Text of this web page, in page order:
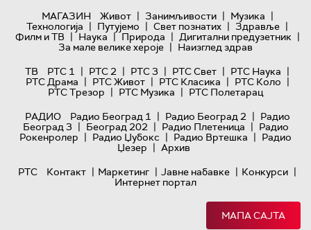
МАГАЗИН
Живот | Занимљивости | Музика |
Технологијa | Путујемо | Свет познатих | Здравље |
Филм и ТВ | Наука | Природа | Дигитални предузетник |
За мале велике хероје | Наизглед здрав
ТВ
РТС 1 | РТС 2 | РТС 3 | РТС Свет | РТС Наука |
РТС Драма | РТС Живот | РТС Класика | РТС Коло |
РТС Трезор | РТС Музика | РТС Полетарац
РАДИО
Радио Београд 1 | Радио Београд 2 | Радио
Београд 3 | Београд 202 | Радио Плетеница | Радио
Рокенролер | Радио Џубокс | Радио Вртешка | Радио
Џезер | Архив
РТС
Контакт | Маркетинг | Јавне набавке | Конкурси |
Интернет портал
МАПА САЈТА